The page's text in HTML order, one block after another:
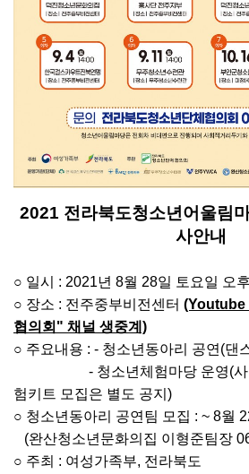
2021 전라북도청소년어울림
사안내
○ 일시 : 2021년 8월 28일 토요일 오후
○ 장소 : 전주중부비전센터 (Youtube
협의회" 채널 생중계)
○ 주요내용 : - 청소년동아리 공연(댄
- 청소년체험마당 운영(사전
험키트 모집은 별도 공지)
○ 청소년동아리 공연팀 모집 : ~ 8월
(완산청소년문화의집 이형준팀장
○ 주최 : 여성가족부, 전라북도